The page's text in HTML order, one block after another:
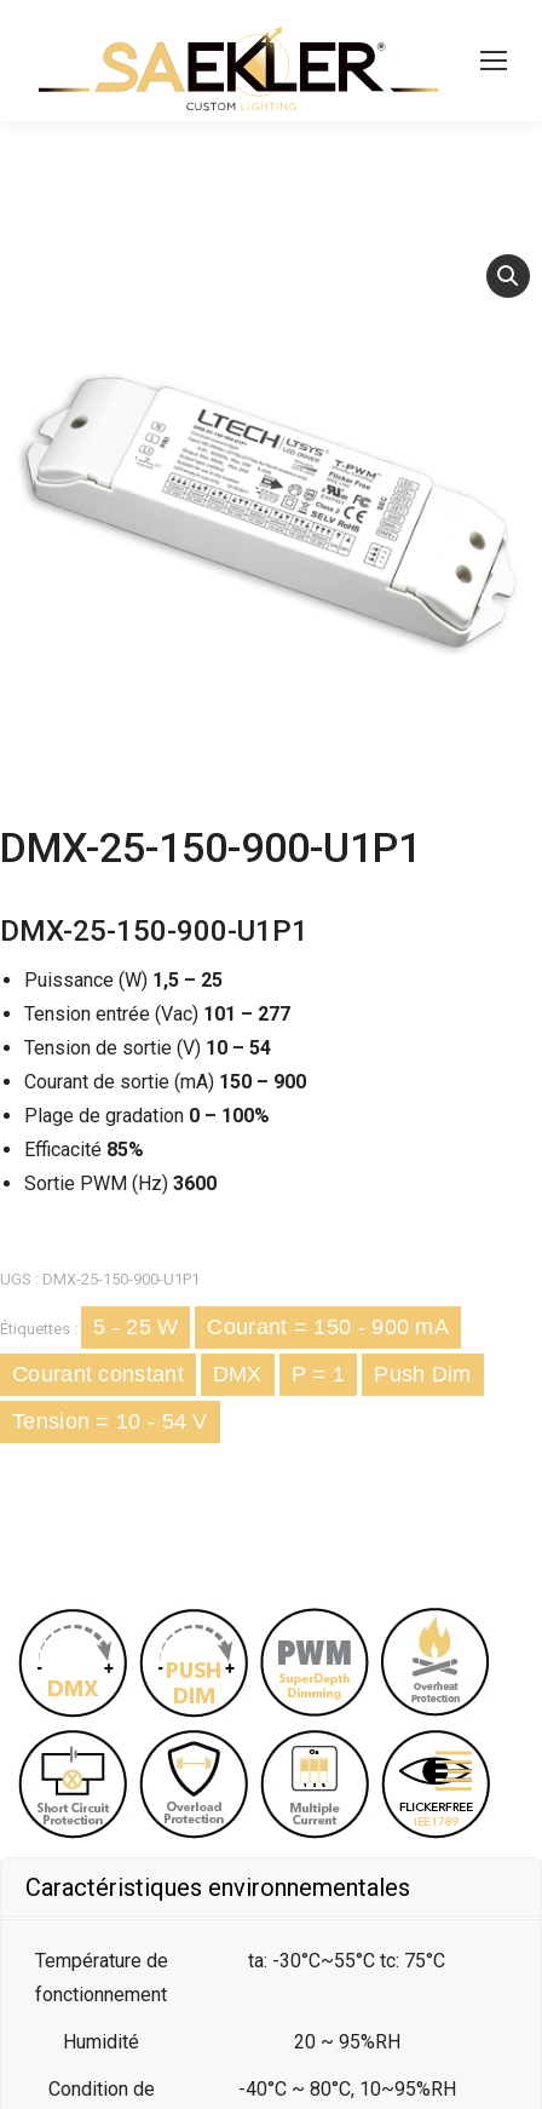
DMX-25-150-900-U1P1
DMX-25-150-900-U1P1
Puissance (W) 1,5 – 25
Tension entrée (Vac) 101 – 277
Tension de sortie (V) 10 – 54
Courant de sortie (mA) 150 – 900
Plage de gradation 0 – 100%
Efficacité 85%
Sortie PWM (Hz) 3600
UGS : DMX-25-150-900-U1P1
Étiquettes : 5 - 25 W
Courant = 150 - 900 mA
Courant constant
DMX P = 1
Push Dim
Tension = 10 - 54 V
Caractéristiques environnementales
Température de
fonctionnement
ta: -30°C~55°C tc: 75°C
Humidité 20 ~ 95%RH
Condition de
-40°C ~ 80°C, 10~95%RH